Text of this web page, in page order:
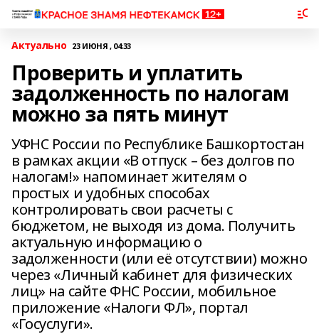
Актуально 23 ИЮНЯ , 04:33
Проверить и уплатить
задолженность по налогам
можно за пять минут
УФНС России по Республике Башкортостан
в рамках акции «В отпуск – без долгов по
налогам!» напоминает жителям о
простых и удобных способах
контролировать свои расчеты с
бюджетом, не выходя из дома. Получить
актуальную информацию о
задолженности (или её отсутствии) можно
через «Личный кабинет для физических
лиц» на сайте ФНС России, мобильное
приложение «Налоги ФЛ», портал
«Госуслуги».